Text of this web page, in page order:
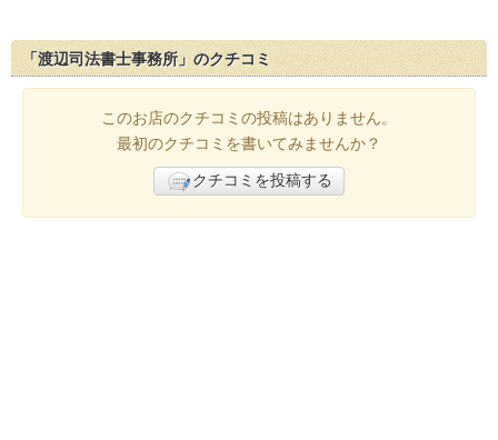
「渡辺司法書士事務所」のクチコミ
このお店のクチコミの投稿はありません。
最初のクチコミを書いてみませんか？
クチコミを投稿する